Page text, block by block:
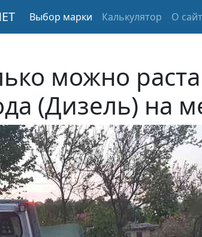
Выбор марки Калькулятор О
можно
(Дизель) на